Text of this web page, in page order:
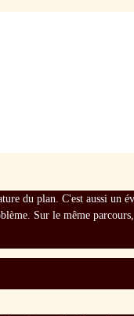
du plan. C'est aussi un
Sur le même